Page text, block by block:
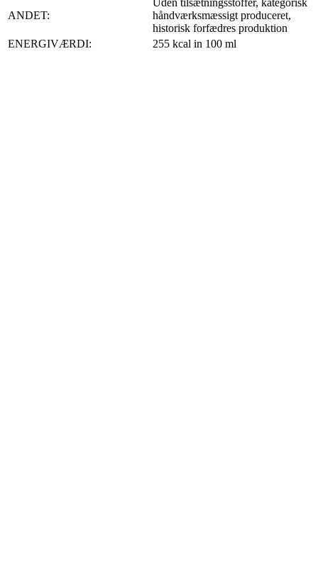
ANDET:
håndværksmæssigt produceret,
historisk forfædres produktion
ENERGIVÆRDI:
255 kcal in 100 ml